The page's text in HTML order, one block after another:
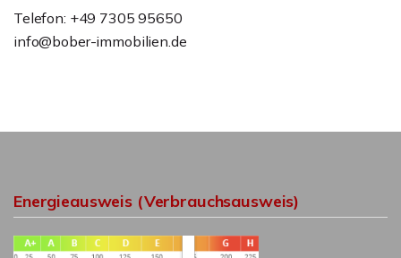
Telefon: +49 7305 95650
info@bober-immobilien.de
Energieausweis (Verbrauchsausweis)